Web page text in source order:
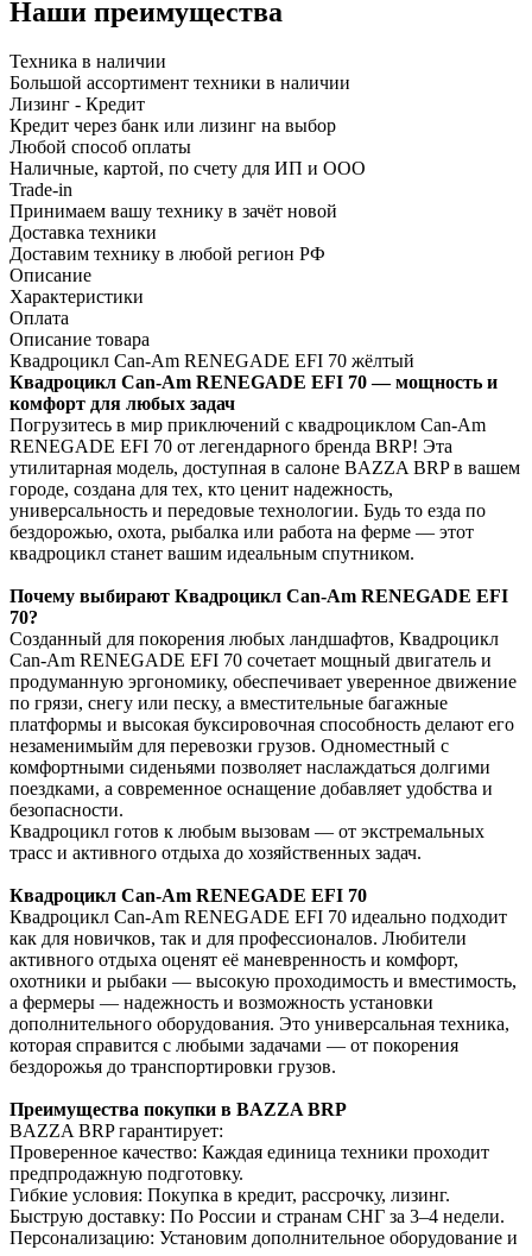
Наши преимущества
Техника в наличии
Большой ассортимент техники в наличии
Лизинг - Кредит
Кредит через банк или лизинг на выбор
Любой способ оплаты
Наличные, картой, по счету для ИП и ООО
Trade-in
Принимаем вашу технику в зачёт новой
Доставка техники
Доставим технику в любой регион РФ
Описание
Характеристики
Оплата
Описание товара
Квадроцикл Can-Am RENEGADE EFI 70 жёлтый
Квадроцикл Can-Am RENEGADE EFI 70 — мощность и
комфорт для любых задач
Погрузитесь в мир приключений с квадроциклом Can-Am
RENEGADE EFI 70 от легендарного бренда BRP! Эта
утилитарная модель, доступная в салоне BAZZA BRP в вашем
городе, создана для тех, кто ценит надежность,
универсальность и передовые технологии. Будь то езда по
бездорожью, охота, рыбалка или работа на ферме — этот
квадроцикл станет вашим идеальным спутником.
Почему выбирают Квадроцикл Can-Am RENEGADE EFI
70?
Созданный для покорения любых ландшафтов, Квадроцикл
Can-Am RENEGADE EFI 70 сочетает мощный двигатель и
продуманную эргономику, обеспечивает уверенное движение
по грязи, снегу или песку, а вместительные багажные
платформы и высокая буксировочная способность делают его
незаменимыйм для перевозки грузов. Одноместный с
комфортными сиденьями позволяет наслаждаться долгими
поездками, а современное оснащение добавляет удобства и
безопасности.
Квадроцикл готов к любым вызовам — от экстремальных
трасс и активного отдыха до хозяйственных задач.
Квадроцикл Can-Am RENEGADE EFI 70
Квадроцикл Can-Am RENEGADE EFI 70 идеально подходит
как для новичков, так и для профессионалов. Любители
активного отдыха оценят её маневренность и комфорт,
охотники и рыбаки — высокую проходимость и вместимость,
а фермеры — надежность и возможность установки
дополнительного оборудования. Это универсальная техника,
которая справится с любыми задачами — от покорения
бездорожья до транспортировки грузов.
Преимущества покупки в BAZZA BRP
BAZZA BRP гарантирует:
Проверенное качество: Каждая единица техники проходит
предпродажную подготовку.
Гибкие условия: Покупка в кредит, рассрочку, лизинг.
Быструю доставку: По России и странам СНГ за 3–4 недели.
Персонализацию: Установим дополнительное оборудование и